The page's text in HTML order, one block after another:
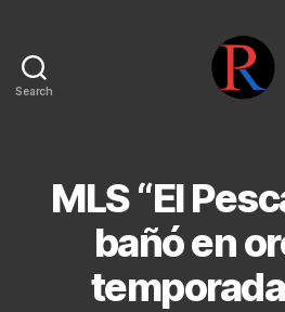
Search
MLS “El
bañó en